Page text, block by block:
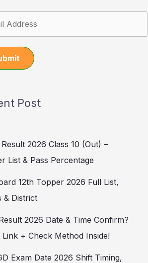
Post
Result 2026 Class 10 (Out) –
List & Pass Percentage
12th Topper 2026 Full List,
& District
2026 Date & Time Confirm?
Link + Check Method Inside!
Exam Date 2026 Shift Timing,